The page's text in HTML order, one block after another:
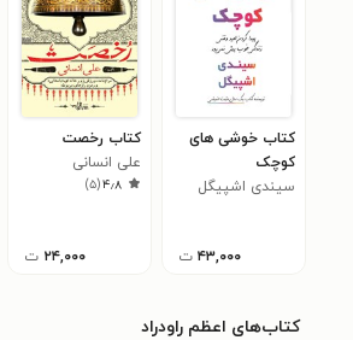
کتاب خوشی های
کوچک
سیندی اشپیگل
۴۳,۰۰۰ ت
کتاب رخصت
علی انسانی
۴٫۸(۵)
۲۴,۰۰۰ ت
کتاب‌های اعظم راودراد